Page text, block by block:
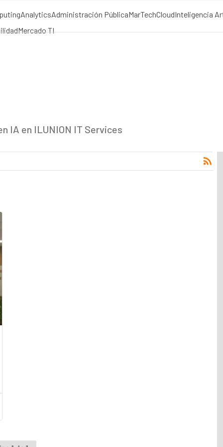
AnalyticsAdministración PúblicaMarTechCloudInteligencia
Mercado TI
IA en ILUNION IT Services